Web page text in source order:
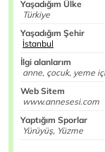
Yaşadığım Ülke
Türkiye
Yaşadığım Şehir
İstanbul
İlgi alanlarım
anne, çocuk, yeme
Web Sitem
www.annesesi.com
Yaptığım Sporlar
Yürüyüş, Yüzme